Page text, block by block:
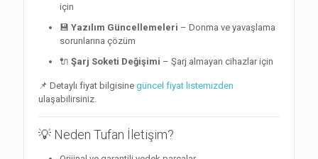
için
💾 Yazılım Güncellemeleri – Donma ve yavaşlama
sorunlarına çözüm
🔌 Şarj Soketi Değişimi – Şarj almayan cihazlar için
📌 Detaylı fiyat bilgisine güncel fiyat listemizden
ulaşabilirsiniz.
💡 Neden Tufan İletişim?